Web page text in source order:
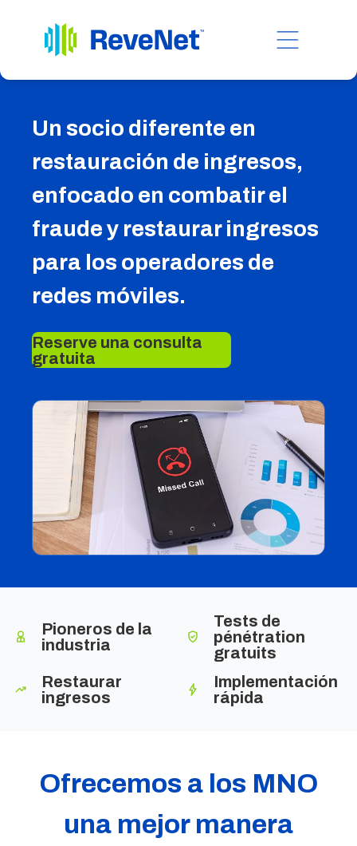
Un socio diferente en
restauración de ingresos,
enfocado en combatir el
fraude y restaurar ingresos
para los operadores de
redes móviles.
Reserve una consulta
gratuita
Pioneros de la
industria
Tests de
pénétration
gratuits
Restaurar
ingresos
Implementación
rápida
Ofrecemos a los MNO
una mejor manera